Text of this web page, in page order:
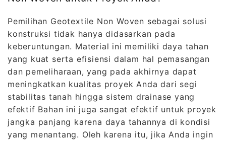
Pemilihan Geotextile Non Woven sebagai solusi
konstruksi tidak hanya didasarkan pada
keberuntungan. Material ini memiliki daya tahan
yang kuat serta efisiensi dalam hal pemasangan
dan pemeliharaan, yang pada akhirnya dapat
meningkatkan kualitas proyek Anda dari segi
stabilitas tanah hingga sistem drainase yang
efektif Bahan ini juga sangat efektif untuk proyek
jangka panjang karena daya tahannya di kondisi
yang menantang. Oleh karena itu, jika Anda ingin